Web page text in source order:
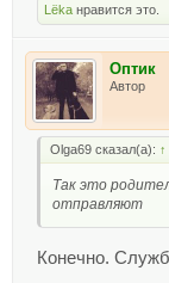
Lёka нравится это.
Оптик
Автор
Olga69 сказал(а): ↑
Так это
отправляют
Конечно.